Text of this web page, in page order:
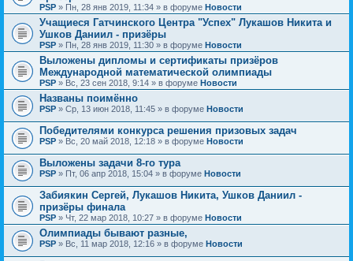
PSP » Пн, 28 янв 2019, 11:34 » в форуме Новости
Учащиеся Гатчинского Центра "Успех" Лукашов Никита и
Ушков Даниил - призёры
PSP » Пн, 28 янв 2019, 11:30 » в форуме Новости
Выложены дипломы и сертификаты призёров
Международной математической олимпиады
PSP » Вс, 23 сен 2018, 9:14 » в форуме Новости
Названы поимённо
PSP » Ср, 13 июн 2018, 11:45 » в форуме Новости
Победителями конкурса решения призовых задач
PSP » Вс, 20 май 2018, 12:18 » в форуме Новости
Выложены задачи 8-го тура
PSP » Пт, 06 апр 2018, 15:04 » в форуме Новости
Забиякин Сергей, Лукашов Никита, Ушков Даниил -
призёры финала
PSP » Чт, 22 мар 2018, 10:27 » в форуме Новости
Олимпиады бывают разные,
PSP » Вс, 11 мар 2018, 12:16 » в форуме Новости